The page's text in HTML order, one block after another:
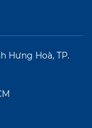
Hưng Hoà, TP.